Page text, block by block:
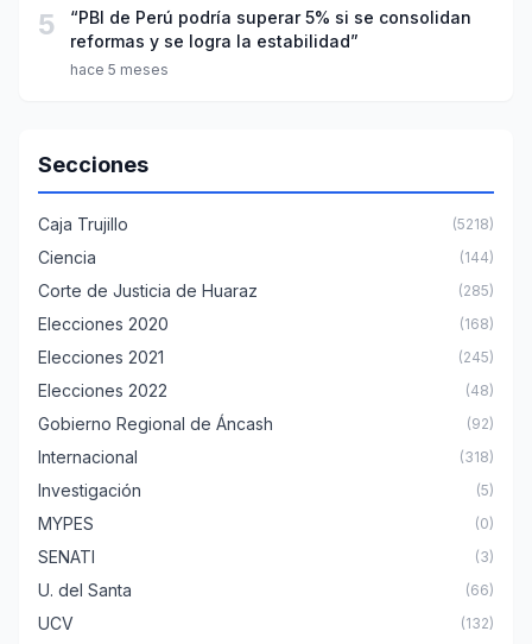
5
“PBI de Perú podría superar 5% si se consolidan
reformas y se logra la estabilidad”
hace 5 meses
Secciones
Caja Trujillo (5218)
Ciencia (144)
Corte de Justicia de Huaraz (285)
Elecciones 2020 (168)
Elecciones 2021 (245)
Elecciones 2022 (48)
Gobierno Regional de Áncash (92)
Internacional (318)
Investigación (5)
MYPES (0)
SENATI (3)
U. del Santa (66)
UCV (132)